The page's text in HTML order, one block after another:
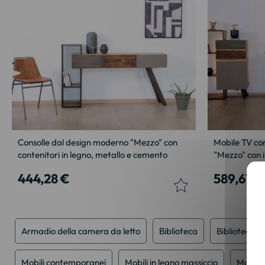
Consolle dal design moderno "Mezzo" con
contenitori in legno, metallo e cemento
444,28 €
Mobile TV
"Mezzo" con
589,67 €
Armadio della camera da letto Biblioteca Biblioteca
Mobili contemporanei Mobili in legno massiccio Mobili